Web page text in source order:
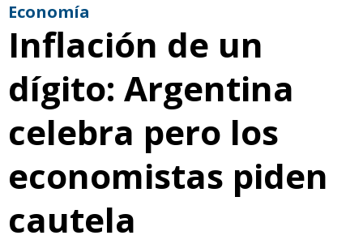
Economía
Inflación de un
dígito: Argentina
celebra pero los
economistas piden
cautela